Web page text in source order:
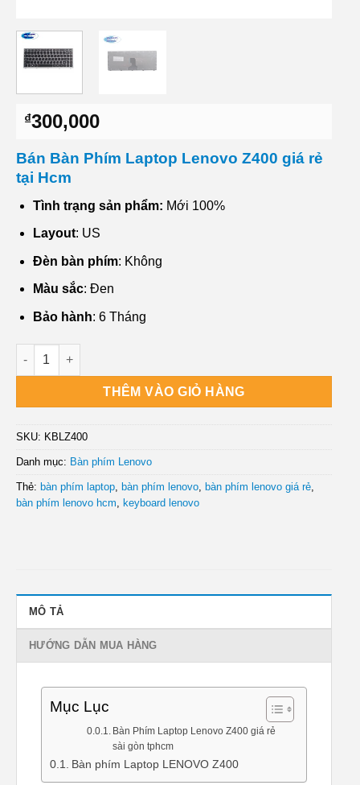
₫300,000
Bán Bàn Phím Laptop Lenovo Z400 giá rẻ
tại Hcm
Tình trạng sản phẩm: Mới 100%
Layout: US
Đèn bàn phím: Không
Màu sắc: Đen
Bảo hành: 6 Tháng
Dv Bán Bàn Phím Laptop Lenovo Z400 Chất lượng số lượng
THÊM VÀO GIỎ HÀNG
SKU: KBLZ400
Danh mục: Bàn phím Lenovo
Thẻ: bàn phím laptop bàn phím lenovo bàn phím lenovo giá rẻ
bàn phím lenovo hcm keyboard lenovo
MÔ TẢ
HƯỚNG DẪN MUA HÀNG
Mục Lục
Bàn Phím Laptop Lenovo Z400 giá rẻ
sài gòn tphcm
Bàn phím Laptop LENOVO Z400